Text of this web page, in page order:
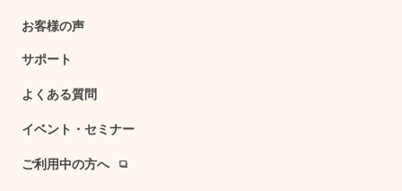
お客様の声
サポート
よくある質問
イベント・セミナー
ご利用中の方へ